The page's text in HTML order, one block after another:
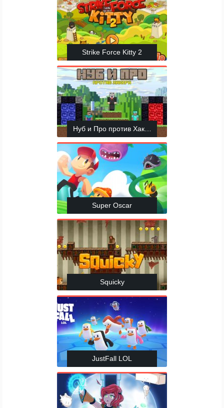
Strike Force Kitty 2
Нуб и Про против Хакера
Super Oscar
Squicky
JustFall LOL